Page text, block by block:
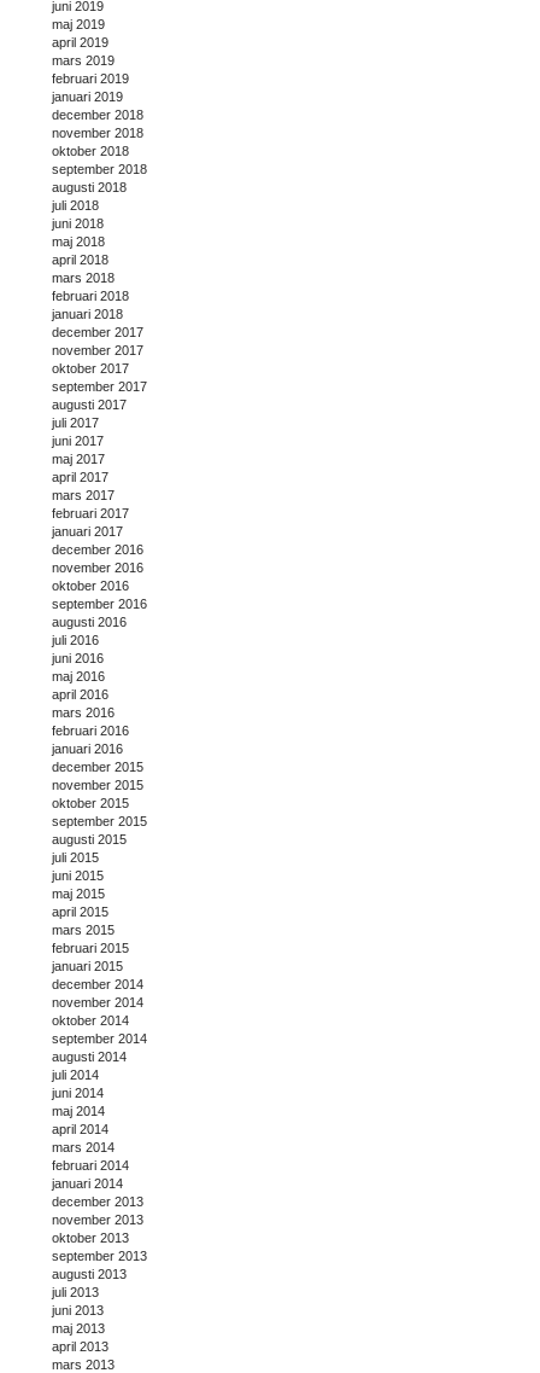
juni 2019
maj 2019
april 2019
mars 2019
februari 2019
januari 2019
december 2018
november 2018
oktober 2018
september 2018
augusti 2018
juli 2018
juni 2018
maj 2018
april 2018
mars 2018
februari 2018
januari 2018
december 2017
november 2017
oktober 2017
september 2017
augusti 2017
juli 2017
juni 2017
maj 2017
april 2017
mars 2017
februari 2017
januari 2017
december 2016
november 2016
oktober 2016
september 2016
augusti 2016
juli 2016
juni 2016
maj 2016
april 2016
mars 2016
februari 2016
januari 2016
december 2015
november 2015
oktober 2015
september 2015
augusti 2015
juli 2015
juni 2015
maj 2015
april 2015
mars 2015
februari 2015
januari 2015
december 2014
november 2014
oktober 2014
september 2014
augusti 2014
juli 2014
juni 2014
maj 2014
april 2014
mars 2014
februari 2014
januari 2014
december 2013
november 2013
oktober 2013
september 2013
augusti 2013
juli 2013
juni 2013
maj 2013
april 2013
mars 2013